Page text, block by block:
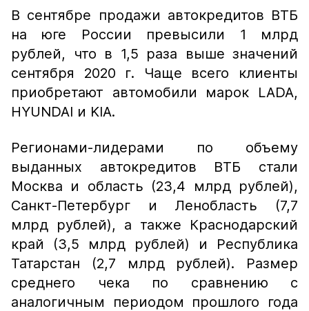
В сентябре продажи автокредитов ВТБ
на юге России превысили 1 млрд
рублей, что в 1,5 раза выше значений
сентября 2020 г. Чаще всего клиенты
приобретают автомобили марок LADA,
HYUNDAI и KIA.
Регионами-лидерами по объему
выданных автокредитов ВТБ стали
Москва и область (23,4 млрд рублей),
Санкт-Петербург и Ленобласть (7,7
млрд рублей), а также Краснодарский
край (3,5 млрд рублей) и Республика
Татарстан (2,7 млрд рублей). Размер
среднего чека по сравнению с
аналогичным периодом прошлого года